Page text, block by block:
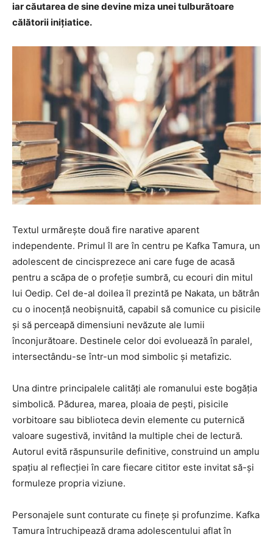
iar căutarea de sine devine miza unei tulburătoare
călătorii inițiatice.
Textul urmărește două fire narative aparent
independente. Primul îl are în centru pe Kafka Tamura, un
adolescent de cincisprezece ani care fuge de acasă
pentru a scăpa de o profeție sumbră, cu ecouri din mitul
lui Oedip. Cel de-al doilea îl prezintă pe Nakata, un bătrân
cu o inocență neobișnuită, capabil să comunice cu pisicile
și să perceapă dimensiuni nevăzute ale lumii
înconjurătoare. Destinele celor doi evoluează în paralel,
intersectându-se într-un mod simbolic și metafizic.
Una dintre principalele calități ale romanului este bogăția
simbolică. Pădurea, marea, ploaia de pești, pisicile
vorbitoare sau biblioteca devin elemente cu puternică
valoare sugestivă, invitând la multiple chei de lectură.
Autorul evită răspunsurile definitive, construind un amplu
spațiu al reflecției în care fiecare cititor este invitat să-și
formuleze propria viziune.
Personajele sunt conturate cu finețe și profunzime. Kafka
Tamura întruchipează drama adolescentului aflat în